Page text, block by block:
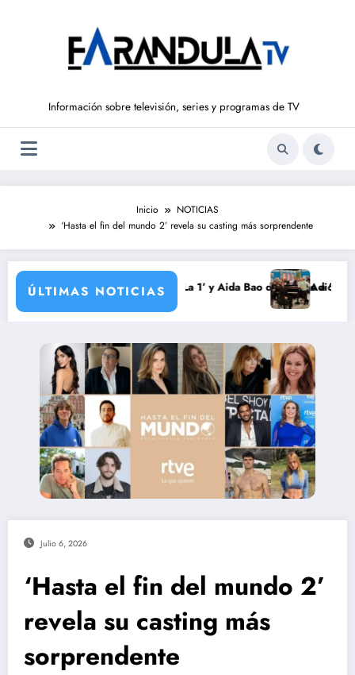
Información sobre televisión, series y programas de TV
Inicio
NOTICIAS
‘Hasta el fin del mundo 2’ revela su casting más sorprendente
ÚLTIMAS NOTICIAS
vuelve a ‘La Hora de La 1’ y Aida Bao da el salto a ‘Mañaneros 360’
Adiós a ‘Cine de
Julio 6, 2026
‘Hasta el fin del mundo 2’
revela su casting más
sorprendente